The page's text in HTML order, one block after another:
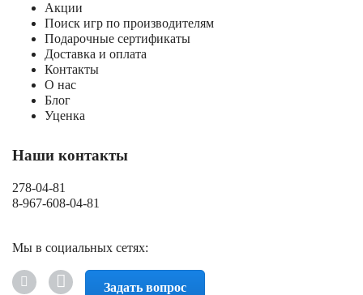
Акции
Поиск игр по производителям
Подарочные сертификаты
Доставка и оплата
Контакты
О нас
Блог
Уценка
Наши контакты
278-04-81
8-967-608-04-81
Мы в социальных сетях:
Задать вопрос